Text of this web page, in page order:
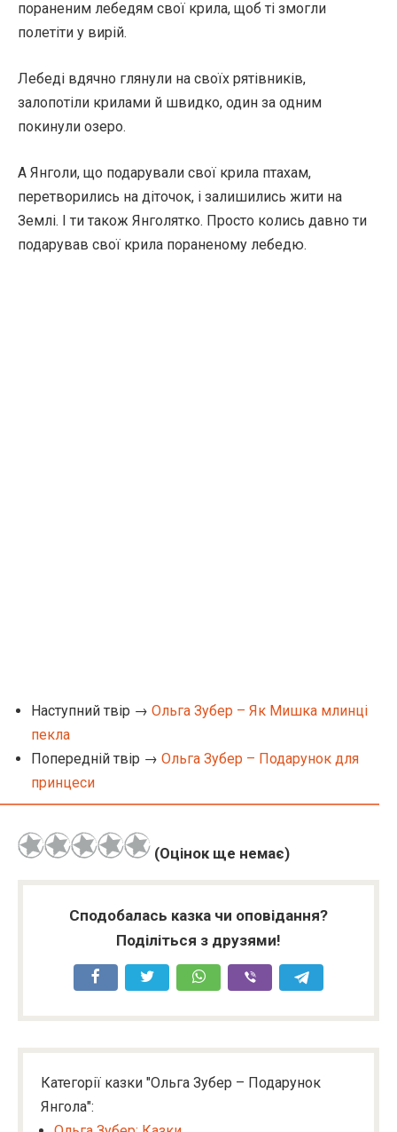
пораненим лебедям свої крила, щоб ті змогли
полетіти у вирій.
Лебеді вдячно глянули на своїх рятівників,
залопотіли крилами й швидко, один за одним
покинули озеро.
А Янголи, що подарували свої крила птахам,
перетворились на діточок, і залишились жити на
Землі. І ти також Янголятко. Просто колись давно ти
подарував свої крила пораненому лебедю.
Наступний твір → Ольга Зубер – Як Мишка млинці
пекла
Попередній твір → Ольга Зубер – Подарунок для
принцеси
(Оцінок ще немає)
Сподобалась казка чи оповідання?
Поділіться з друзями!
Категорії казки "Ольга Зубер – Подарунок
Янгола":